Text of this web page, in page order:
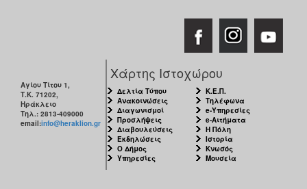
Αγίου Τίτου 1,
Τ.Κ. 71202,
Ηράκλειο
Τηλ.: 2813-409000
email:info@heraklion.gr
Χάρτης Ιστοχώρου
Δελτία Τύπου
Ανακοινώσεις
Διαγωνισμοί
Προσλήψεις
Διαβουλεύσεις
Εκδηλώσεις
Ο Δήμος
Υπηρεσίες
Κ.Ε.Π.
Τηλέφωνα
e-Υπηρεσίες
e-Αιτήματα
Η Πόλη
Ιστορία
Κνωσός
Μουσεία